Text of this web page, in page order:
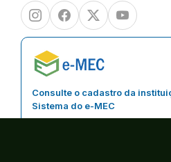
InstagramFacebookTwitter/XYoutube
Consulte o cadastro da
Sistema do e-MEC